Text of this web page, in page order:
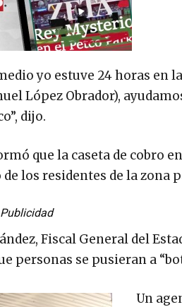
yo estuve 24 horas en
López Obrador),
dijo.
que la caseta de cobro
los residentes de la zona
Publicidad
Fiscal General del
personas se pusieran a
Un